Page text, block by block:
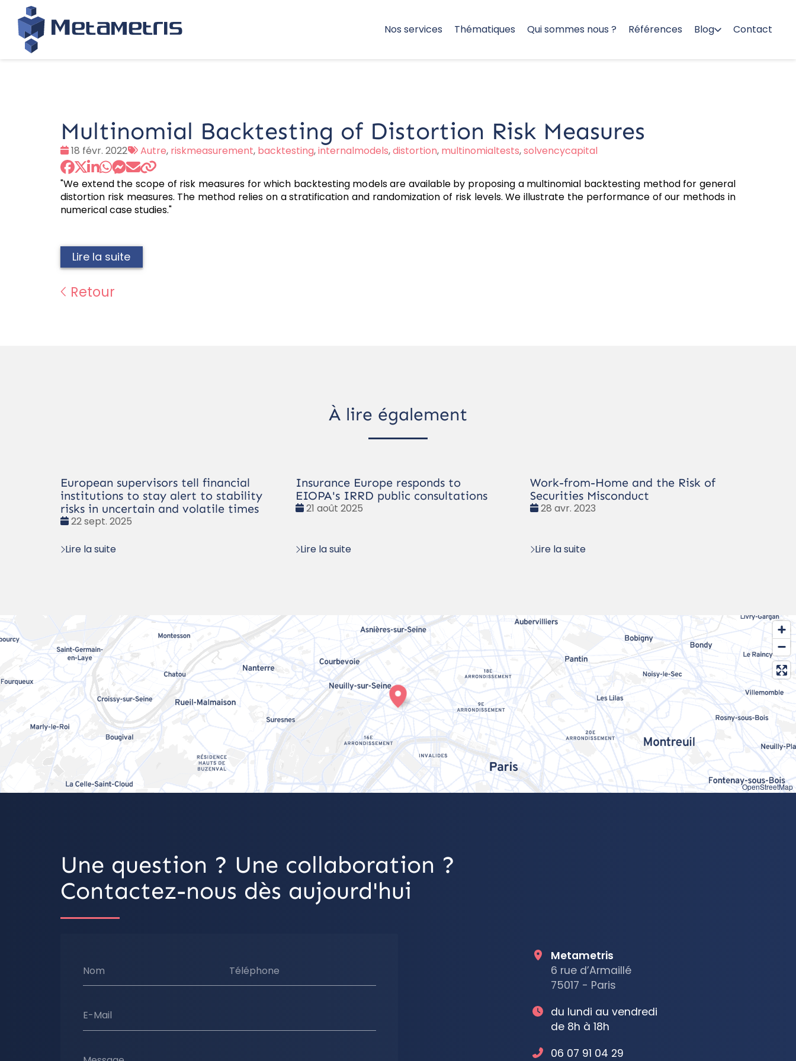
Nos services Thématiques Qui sommes nous ? Références Blog Contact
Multinomial Backtesting of Distortion Risk Measures
Date
:
18 févr. 2022
Tags
:
Autre, riskmeasurement, backtesting,internalmodels,distortion, multinomialtests,solvencycapital
"We extend the scope of risk measures for which backtesting models are available by proposing a multinomial backtesting method for general
distortion risk measures. The method relies on a stratification and randomization of risk levels. We illustrate the performance of our methods in
numerical case studies."
Lire la suite
Retour
À lire également
European supervisors tell financial
institutions to stay alert to stability
risks in uncertain and volatile times
Date
22 sept. 2025
Lire la suite
Insurance Europe responds to
EIOPA's IRRD public consultations
Date
21 août 2025
Lire la suite
Work-from-Home and the Risk of
Securities Misconduct
Date
28 avr. 2023
Lire la suite
OpenStreetMap
Une question ? Une collaboration ?
Contactez-nous dès aujourd'hui
Nom Téléphone
E-Mail
Metametris
6 rue d’Armaillé
75017 - Paris
du lundi au vendredi
de 8h à 18h
06 07 91 04 29